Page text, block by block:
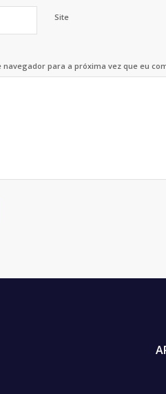
Site
navegador para a próxima vez que eu